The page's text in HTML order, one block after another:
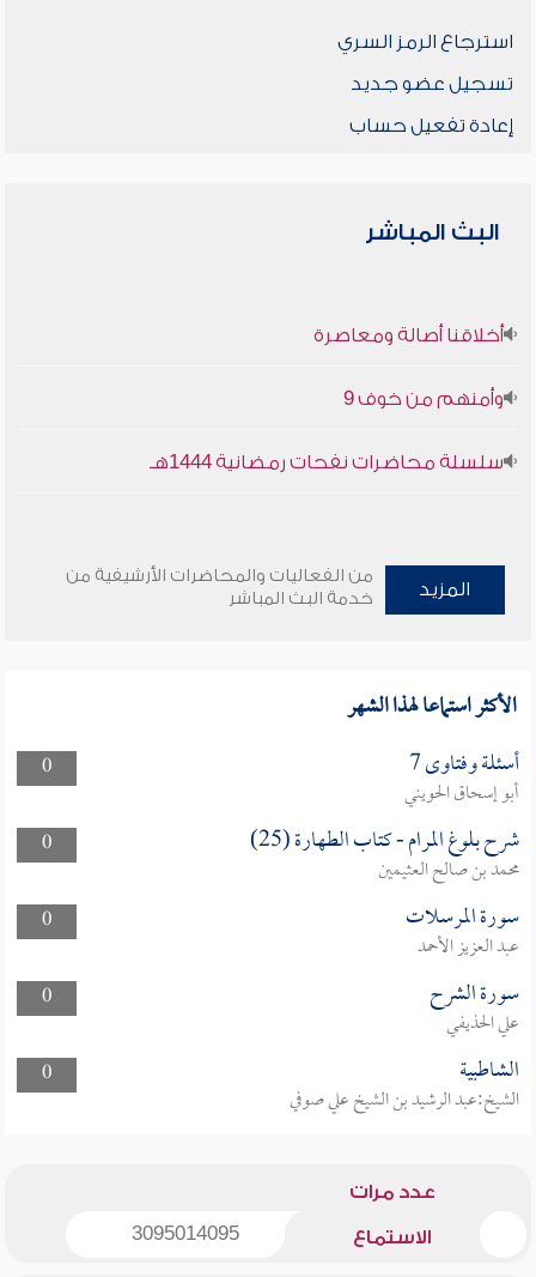
استرجاع الرمز السري
تسجيل عضو جديد
إعادة تفعيل حساب
البث المباشر
أخلاقنا أصالة ومعاصرة
وأمنهم من خوف 9
سلسلة محاضرات نفحات رمضانية 1444هـ
المزيد
من الفعاليات والمحاضرات الأرشيفية من
خدمة البث المباشر
الأكثر استماعا لهذا الشهر
0 أسئلة وفتاوى 7
أبو إسحاق الحويني
0
شرح بلوغ المرام - كتاب الطهارة (25)
محمد بن صالح العثيمين
0
سورة المرسلات
عبد العزيز الأحمد
0
سورة الشرح
علي الحذيفي
0
الشاطبية
الشيخ:عبد الرشيد بن الشيخ علي صوفي
عدد مرات
الاستماع 3095014095